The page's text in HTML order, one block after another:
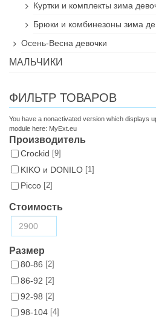
Куртки и комплекты зима
Брюки и комбинезоны зима
Осень-Весна девочки
МАЛЬЧИКИ
ФИЛЬТР ТОВАРОВ
You have a nonactivated version which displays
module here: MyExt.eu
Производитель
Croсkid [9]
KIKO и DONILO [1]
Picco [2]
Стоимость
Размер
80-86 [2]
86-92 [2]
92-98 [2]
98-104 [4]